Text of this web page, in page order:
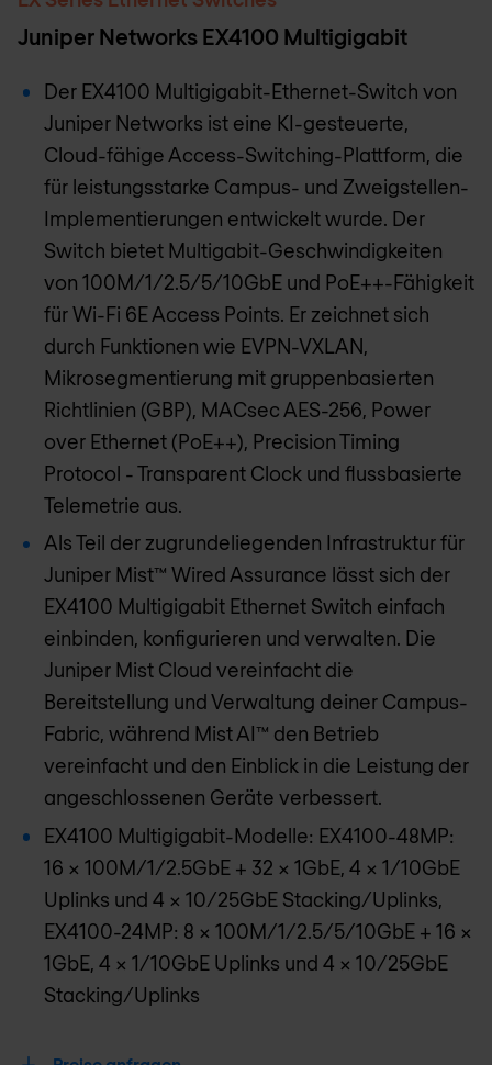
Juniper Networks EX4100 Multigigabit
Der EX4100 Multigigabit-Ethernet-Switch von
Juniper Networks ist eine KI-gesteuerte,
Cloud-fähige Access-Switching-Plattform, die
für leistungsstarke Campus- und Zweigstellen-
Implementierungen entwickelt wurde. Der
Switch bietet Multigabit-Geschwindigkeiten
von 100M/1/2.5/5/10GbE und PoE++-Fähigkeit
für Wi-Fi 6E Access Points. Er zeichnet sich
durch Funktionen wie EVPN-VXLAN,
Mikrosegmentierung mit gruppenbasierten
Richtlinien (GBP), MACsec AES-256, Power
over Ethernet (PoE++), Precision Timing
Protocol - Transparent Clock und flussbasierte
Telemetrie aus.
Als Teil der zugrundeliegenden Infrastruktur für
Juniper Mist™ Wired Assurance lässt sich der
EX4100 Multigigabit Ethernet Switch einfach
einbinden, konfigurieren und verwalten. Die
Juniper Mist Cloud vereinfacht die
Bereitstellung und Verwaltung deiner Campus-
Fabric, während Mist AI™ den Betrieb
vereinfacht und den Einblick in die Leistung der
angeschlossenen Geräte verbessert.
EX4100 Multigigabit-Modelle: EX4100-48MP:
16 x 100M/1/2.5GbE + 32 x 1GbE, 4 x 1/10GbE
Uplinks und 4 x 10/25GbE Stacking/Uplinks,
EX4100-24MP: 8 x 100M/1/2.5/5/10GbE + 16 x
1GbE, 4 x 1/10GbE Uplinks und 4 x 10/25GbE
Stacking/Uplinks